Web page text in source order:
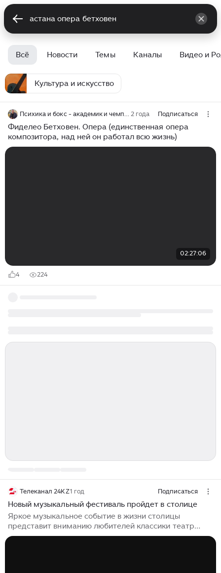
Всё Новости Темы Каналы Видео и
Культура и искусство
Психика и бокс - академик и чемпион мира Сергей Зелинский 2 года Подписаться
Фиделео Бетховен. Опера (единственная опера
композитора, над ней он работал всю жизнь)
02:27:06
4 224
Телеканал 24KZ1 год Подписаться
Новый музыкальный фестиваль пройдет в столице
Яркое музыкальное событие в жизни столицы
представит вниманию любителей классики театр
«Астана Опера» – фестиваль музыки барокко «Бах и